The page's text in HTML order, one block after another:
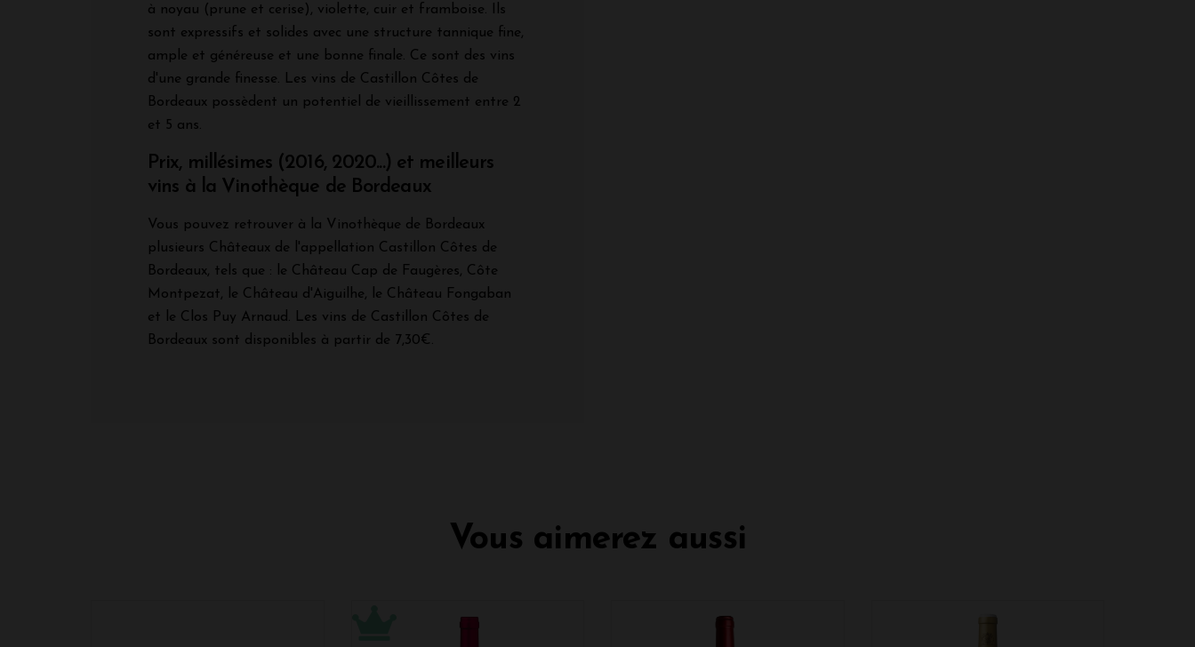
à noyau (prune et cerise), violette, cuir et framboise. Ils
sont expressifs et solides avec une structure tannique fine,
ample et généreuse et une bonne finale. Ce sont des vins
d'une grande finesse. Les vins de Castillon Côtes de
Bordeaux possèdent un potentiel de vieillissement entre 2
et 5 ans.
Prix, millésimes (2016, 2020...) et meilleurs
vins à la Vinothèque de Bordeaux
Vous pouvez retrouver à la Vinothèque de Bordeaux
plusieurs Châteaux de l'appellation Castillon Côtes de
Bordeaux, tels que : le Château Cap de Faugères, Côte
Montpezat, le Château d'Aiguilhe, le Château Fongaban
et le Clos Puy Arnaud. Les vins de Castillon Côtes de
Bordeaux sont disponibles à partir de 7,30€.
Vous aimerez aussi